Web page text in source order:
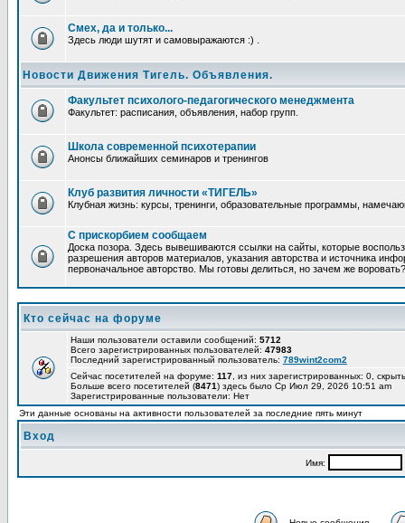
Смех, да и только...
Здесь люди шутят и самовыражаются :) .
Новости Движения Тигель. Объявления.
Факультет психолого-педагогического менеджмента
Факультет: расписания, объявления, набор групп.
Школа современной психотерапии
Анонсы ближайших семинаров и тренингов
Клуб развития личности «ТИГЕЛЬ»
Клубная жизнь: курсы, тренинги, образовательные программы,
С прискорбием сообщаем
Доска позора. Здесь вывешиваются ссылки на сайты, которые
разрешения авторов материалов, указания авторства и источника
первоначальное авторство. Мы готовы делиться, но зачем же воровать?
Кто сейчас на форуме
Наши пользователи оставили сообщений: 5712
Всего зарегистрированных пользователей: 47983
Последний зарегистрированный пользователь: 789wint2com2
Сейчас посетителей на форуме: 117 , из них зарегистрированных: 0,
Больше всего посетителей (8471) здесь было Ср Июл 29, 2026 10:51 am
Зарегистрированные пользователи: Нет
Эти данные основаны на активности пользователей за последние пять минут
Вход
Имя: